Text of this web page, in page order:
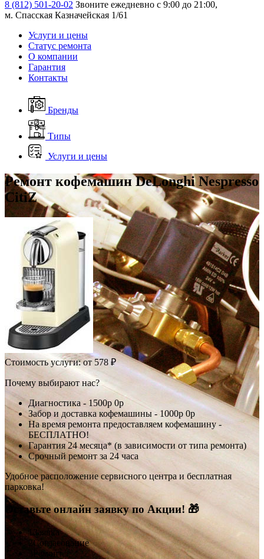
8 (812) 501-20-02 Звоните ежедневно с 9:00 до 21:00,
м. Спасская Казначейская 1/61
Услуги и цены
Статус ремонта
О компании
Гарантия
Контакты
Бренды
Типы
Услуги и цены
Ремонт кофемашин DeLonghi Nespresso
CitiZ
Стоимость услуги:от 578 ₽
Почему выбирают нас?
Диагностика - 1500р 0р
Забор и доставка кофемашины - 1000р 0р
На время ремонта предоставляем кофемашину -
БЕСПЛАТНО!
Гарантия 24 месяца* (в зависимости от типа ремонта)
Срочный ремонт за 24 часа
Удобное расположение сервисного центра и бесплатная
парковка!
Оставьте онлайн заявку по Акции! 🎁
1 Заявка
2Согласование
Ремонт